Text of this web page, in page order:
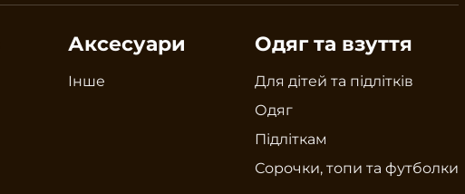
Аксесуари
Інше
Одяг та взуття
Для дітей та підлітків
Одяг
Підліткам
Сорочки, топи та футболки